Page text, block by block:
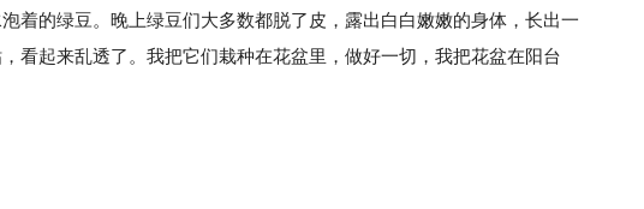
着的绿豆。晚上绿豆们大多数都脱了皮，露出白白嫩嫩的身体，长出一
看起来乱透了。我把它们栽种在花盆里，做好一切，我把花盆在阳台